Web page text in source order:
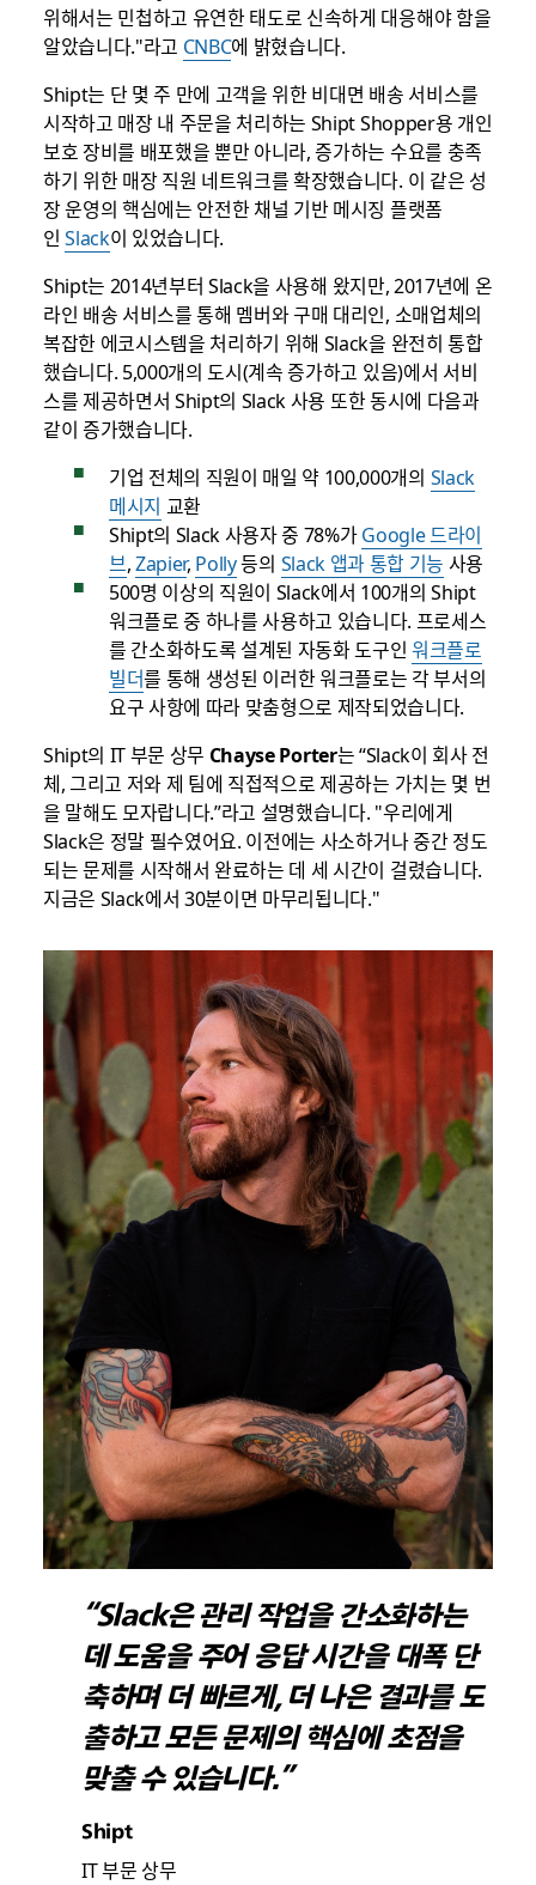
위해서는 민첩하고 유연한 태도로 신속하게 대응해야 함을
알았습니다."라고 CNBC에 밝혔습니다.
Shipt는 단 몇 주 만에 고객을 위한 비대면 배송 서비스를
시작하고 매장 내 주문을 처리하는 Shipt Shopper용 개인
보호 장비를 배포했을 뿐만 아니라, 증가하는 수요를 충족
하기 위한 매장 직원 네트워크를 확장했습니다. 이 같은 성
장 운영의 핵심에는 안전한 채널 기반 메시징 플랫폼
인Slack이 있었습니다.
Shipt는 2014년부터 Slack을 사용해 왔지만, 2017년에 온
라인 배송 서비스를 통해 멤버와 구매 대리인, 소매업체의
복잡한 에코시스템을 처리하기 위해 Slack을 완전히 통합
했습니다. 5,000개의 도시(계속 증가하고 있음)에서 서비
스를 제공하면서 Shipt의 Slack 사용 또한 동시에 다음과
같이 증가했습니다.
기업 전체의 직원이 매일 약 100,000개의 Slack
메시지 교환
Shipt의 Slack 사용자 중 78%가Google 드라이
브,Zapier, Polly등의 Slack 앱과 통합 기능 사용
500명 이상의 직원이 Slack에서 100개의 Shipt
워크플로 중 하나를 사용하고 있습니다. 프로세스
를 간소화하도록 설계된 자동화 도구인워크플로
빌더를 통해 생성된 이러한 워크플로는 각 부서의
요구 사항에 따라 맞춤형으로 제작되었습니다.
Shipt의 IT 부문 상무 Chayse Porter는 “Slack이 회사 전
체, 그리고 저와 제 팀에 직접적으로 제공하는 가치는 몇 번
을 말해도 모자랍니다.”라고 설명했습니다. "우리에게
Slack은 정말 필수였어요. 이전에는 사소하거나 중간 정도
되는 문제를 시작해서 완료하는 데 세 시간이 걸렸습니다.
지금은 Slack에서 30분이면 마무리됩니다."
“Slack은 관리 작업을 간소화하는
데 도움을 주어 응답 시간을 대폭 단
축하며 더 빠르게, 더 나은 결과를 도
출하고 모든 문제의 핵심에 초점을
맞출 수 있습니다.”
Shipt
IT 부문 상무